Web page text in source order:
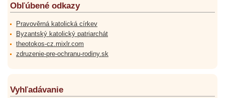
Obľúbené odkazy
Pravověrná katolická církev
Byzantský katolický patriarchát
theotokos-cz.mixlr.com
zdruzenie-pre-ochranu-rodiny.sk
Vyhľadávanie